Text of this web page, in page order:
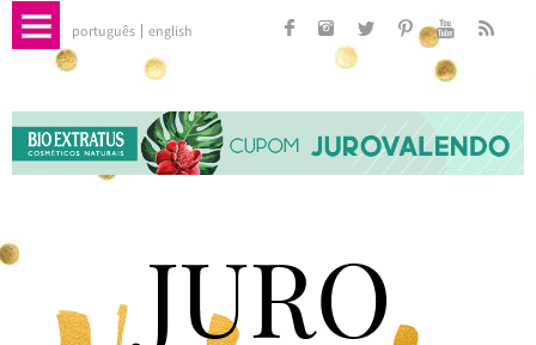
português english